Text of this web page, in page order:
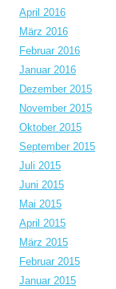
April 2016
März 2016
Februar 2016
Januar 2016
Dezember 2015
November 2015
Oktober 2015
September 2015
Juli 2015
Juni 2015
Mai 2015
April 2015
März 2015
Februar 2015
Januar 2015